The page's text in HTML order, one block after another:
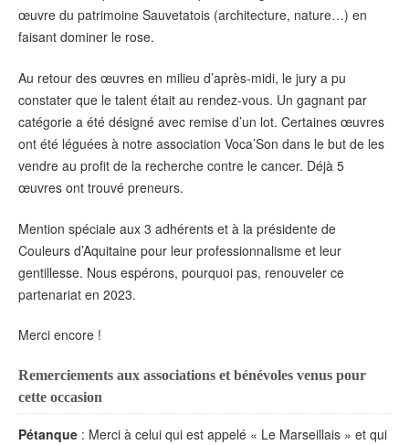
œuvre du patrimoine Sauvetatois (architecture, nature…) en
faisant dominer le rose.
Au retour des œuvres en milieu d’après-midi, le jury a pu
constater que le talent était au rendez-vous. Un gagnant par
catégorie a été désigné avec remise d’un lot. Certaines œuvres
ont été léguées à notre association Voca’Son dans le but de les
vendre au profit de la recherche contre le cancer. Déjà 5
œuvres ont trouvé preneurs.
Mention spéciale aux 3 adhérents et à la présidente de
Couleurs d’Aquitaine pour leur professionnalisme et leur
gentillesse. Nous espérons, pourquoi pas, renouveler ce
partenariat en 2023.
Merci encore !
Remerciements aux associations et bénévoles venus pour
cette occasion
Pétanque : Merci à celui qui est appelé « Le Marseillais » et qui